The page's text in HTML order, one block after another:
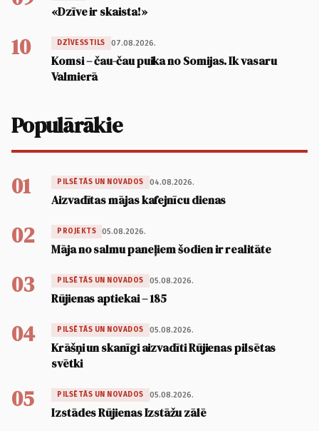
«Dzīve ir skaista!»
10 DZĪVESSTILS 07.08.2026.
Komsi – čau-čau puika no Somijas. Ik vasaru
Valmierā
Populārākie
01 PILSĒTĀS UN NOVADOS 04.08.2026.
Aizvadītas mājas kafejnīcu dienas
02 PROJEKTS 05.08.2026.
Māja no salmu paneļiem šodien ir realitāte
03 PILSĒTĀS UN NOVADOS 05.08.2026.
Rūjienas aptiekai – 185
04 PILSĒTĀS UN NOVADOS 05.08.2026.
Krāšņi un skanīgi aizvadīti Rūjienas pilsētas
svētki
05 PILSĒTĀS UN NOVADOS 05.08.2026.
Izstādes Rūjienas Izstāžu zālē